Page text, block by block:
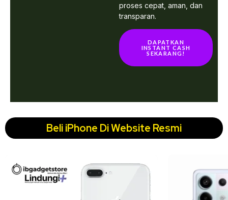
proses cepat, aman, dan
transparan.
DAPATKAN
INSTANT CASH
SEKARANG!
Beli iPhone Di Website Resmi